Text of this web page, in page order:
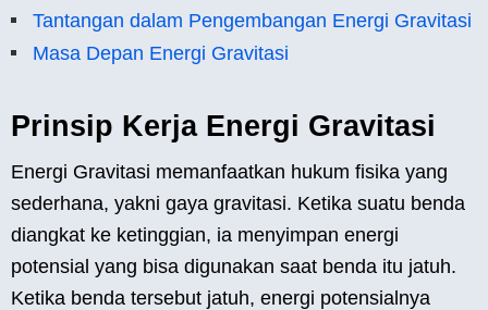
Tantangan dalam Pengembangan Energi Gravitasi
Masa Depan Energi Gravitasi
Prinsip Kerja Energi Gravitasi
Energi Gravitasi memanfaatkan hukum fisika yang
sederhana, yakni gaya gravitasi. Ketika suatu benda
diangkat ke ketinggian, ia menyimpan energi
potensial yang bisa digunakan saat benda itu jatuh.
Ketika benda tersebut jatuh, energi potensialnya